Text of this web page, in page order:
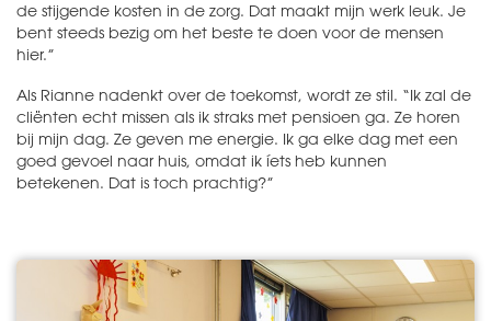
de stijgende kosten in de zorg. Dat maakt mijn werk leuk. Je
bent steeds bezig om het beste te doen voor de mensen
hier.”
Als Rianne nadenkt over de toekomst, wordt ze stil. “Ik zal de
cliënten echt missen als ik straks met pensioen ga. Ze horen
bij mijn dag. Ze geven me energie. Ik ga elke dag met een
goed gevoel naar huis, omdat ik íets heb kunnen
betekenen. Dat is toch prachtig?”